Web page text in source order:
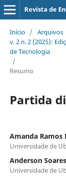
Revista de
Início / Arquivos
v. 2 n. 2 (2025):
de Tecnologia
/
Resumo
Partida
Amanda Ramos
Universidade de
Anderson
Universidade de